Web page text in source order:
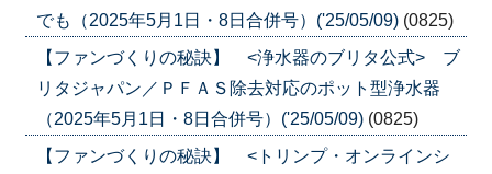
でも（2025年5月1日・8日合併号）('25/05/09) (0825)
【ファンづくりの秘訣】 <浄水器のブリタ公式> ブ
リタジャパン／ＰＦＡＳ除去対応のポット型浄水器
（2025年5月1日・8日合併号）('25/05/09) (0825)
【ファンづくりの秘訣】 <トリンプ・オンラインシ